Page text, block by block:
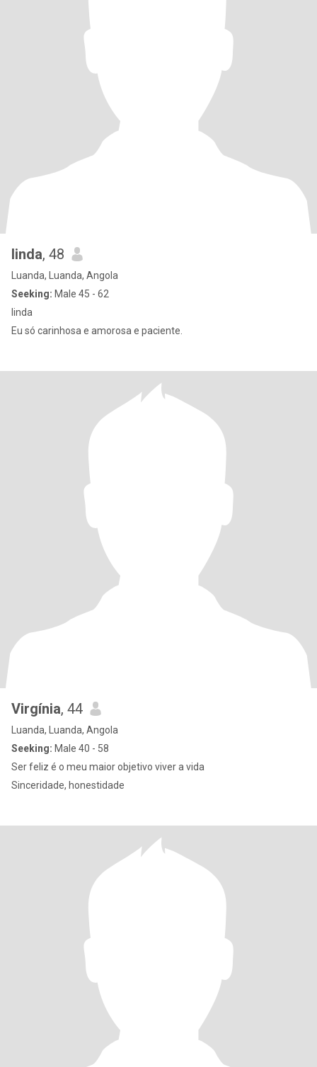
linda, 48
Luanda, Luanda, Angola
Seeking: Male 45 - 62
linda
Eu só carinhosa e amorosa e paciente.
Virgínia, 44
Luanda, Luanda, Angola
Seeking: Male 40 - 58
Ser feliz é o meu maior objetivo viver a vida
Sinceridade, honestidade